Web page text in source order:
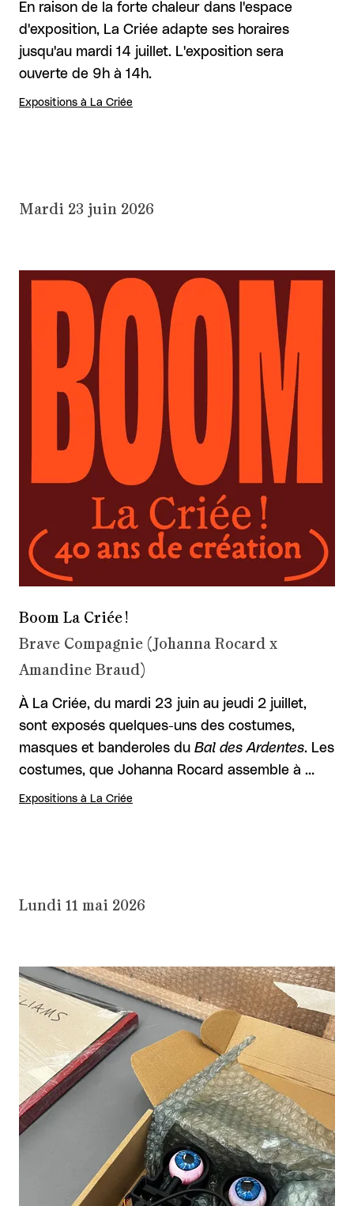
En raison de la forte chaleur dans l'espace
d'exposition, La Criée adapte ses horaires
jusqu'au mardi 14 juillet. L'exposition sera
ouverte de 9h à 14h.
Expositions à La Criée
Mardi 23 juin 2026
Boom La Criée !
Brave Compagnie (Johanna Rocard x
Amandine Braud)
À La Criée, du mardi 23 juin au jeudi 2 juillet,
sont exposés quelques-uns des costumes,
masques et banderoles du Bal des Ardentes. Les
costumes, que Johanna Rocard assemble à …
Expositions à La Criée
Lundi 11 mai 2026